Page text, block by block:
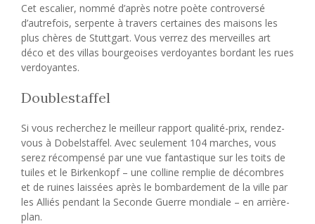
Cet escalier, nommé d’après notre poète controversé
d’autrefois, serpente à travers certaines des maisons les
plus chères de Stuttgart. Vous verrez des merveilles art
déco et des villas bourgeoises verdoyantes bordant les rues
verdoyantes.
Doublestaffel
Si vous recherchez le meilleur rapport qualité-prix, rendez-
vous à Dobelstaffel. Avec seulement 104 marches, vous
serez récompensé par une vue fantastique sur les toits de
tuiles et le Birkenkopf – une colline remplie de décombres
et de ruines laissées après le bombardement de la ville par
les Alliés pendant la Seconde Guerre mondiale – en arrière-
plan.